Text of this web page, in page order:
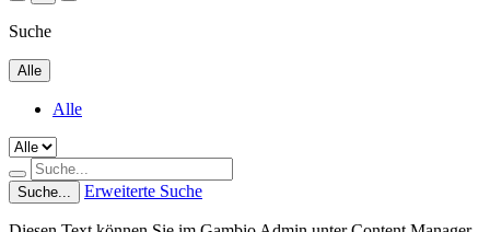
Suche
Alle
Alle
Suche... Erweiterte Suche